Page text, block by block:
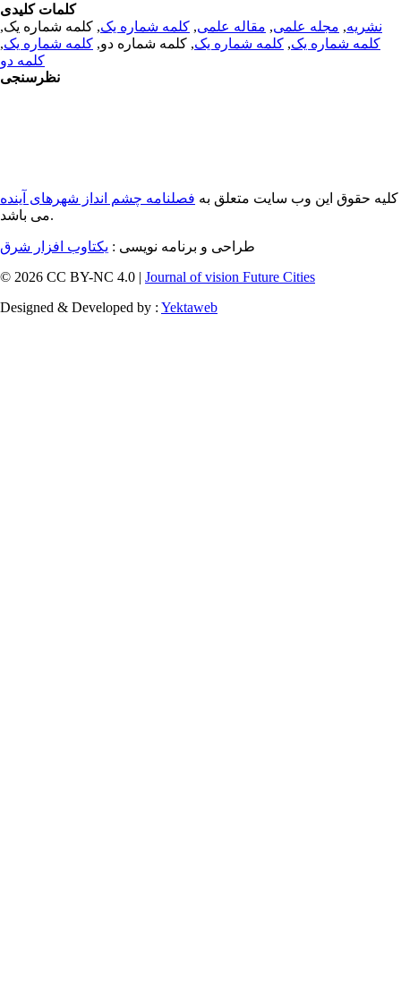
کلمات کلیدی
نشریه, مجله علمی, مقاله علمی, کلمه شماره یک, کلمه شماره یک,
کلمه شماره یک, کلمه شماره یک, کلمه شماره دو, کلمه شماره یک,
کلمه دو
نظرسنجی
کلیه حقوق این وب سایت متعلق به فصلنامه چشم انداز شهرهای آینده
می باشد.
طراحی و برنامه نویسی : یکتاوب افزار شرق
© 2026 CC BY-NC 4.0 | Journal of vision Future Cities
Designed & Developed by : Yektaweb